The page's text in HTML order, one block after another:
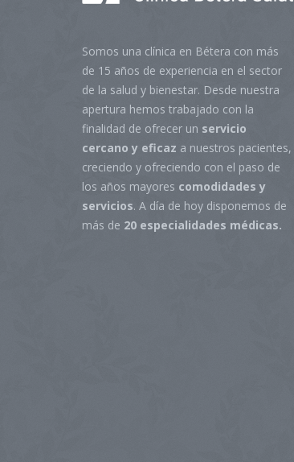
Somos una clínica en Bétera con más
de 15 años de experiencia en el sector
de la salud y bienestar. Desde nuestra
apertura hemos trabajado con la
finalidad de ofrecer un servicio
cercano y eficaz a nuestros pacientes,
creciendo y ofreciendo con el paso de
los años mayores comodidades y
servicios. A día de hoy disponemos de
más de 20 especialidades médicas.